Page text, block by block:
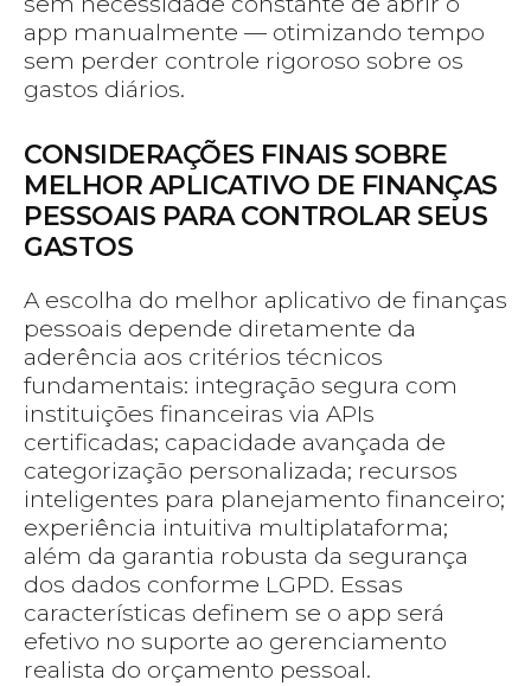
app manualmente — otimizando tempo
sem perder controle rigoroso sobre os
gastos diários.
CONSIDERAÇÕES FINAIS SOBRE
MELHOR APLICATIVO DE FINANÇAS
PESSOAIS PARA CONTROLAR SEUS
GASTOS
A escolha do melhor aplicativo de finanças
pessoais depende diretamente da
aderência aos critérios técnicos
fundamentais: integração segura com
instituições financeiras via APIs
certificadas; capacidade avançada de
categorização personalizada; recursos
inteligentes para planejamento financeiro;
experiência intuitiva multiplataforma;
além da garantia robusta da segurança
dos dados conforme LGPD. Essas
características definem se o app será
efetivo no suporte ao gerenciamento
realista do orçamento pessoal.